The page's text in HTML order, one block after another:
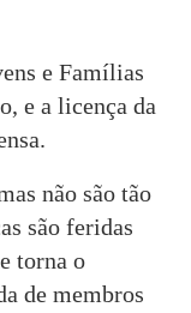
e Famílias
e a licença da
não são tão
são feridas
torna o
de membros